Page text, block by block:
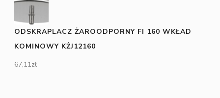
ODSKRAPLACZ ŻAROODPORNY FI 160 WKŁAD
KOMINOWY KŻJ12160
67,11zł